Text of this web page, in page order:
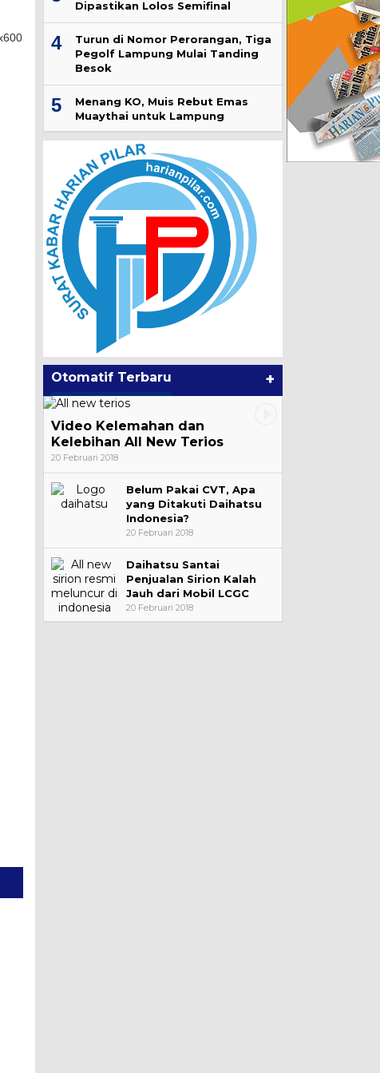
Dipastikan Lolos Semifinal
4
Turun di Nomor Perorangan, Tiga
Pegolf Lampung Mulai Tanding
Besok
5
Menang KO, Muis Rebut Emas
Muaythai untuk Lampung
Otomatif Terbaru +
Video Kelemahan dan
Kelebihan All New Terios
20 Februari 2018
Belum Pakai CVT, Apa
yang Ditakuti Daihatsu
Indonesia?
20 Februari 2018
Daihatsu Santai
Penjualan Sirion Kalah
Jauh dari Mobil LCGC
20 Februari 2018